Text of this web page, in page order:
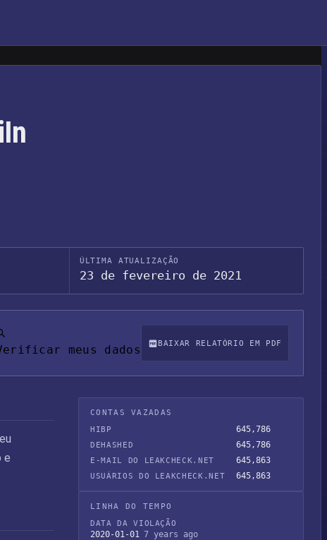
ÚLTIMA ATUALIZAÇÃO
23 de fevereiro de 2021
meus dados BAIXAR RELATÓRIO EM PDF
e
CONTAS VAZADAS
HIBP
645,786
DEHASHED 645,786
E-MAIL DO LEAKCHECK.NET 645,863
USUÁRIOS DO LEAKCHECK.NET 645,863
LINHA DO TEMPO
DATA DA VIOLAÇÃO
2020-01-01 7 years ago